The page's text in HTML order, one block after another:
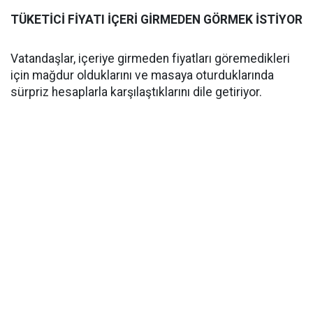
TÜKETİCİ FİYATI İÇERİ GİRMEDEN GÖRMEK İSTİYOR
Vatandaşlar, içeriye girmeden fiyatları göremedikleri
için mağdur olduklarını ve masaya oturduklarında
sürpriz hesaplarla karşılaştıklarını dile getiriyor.